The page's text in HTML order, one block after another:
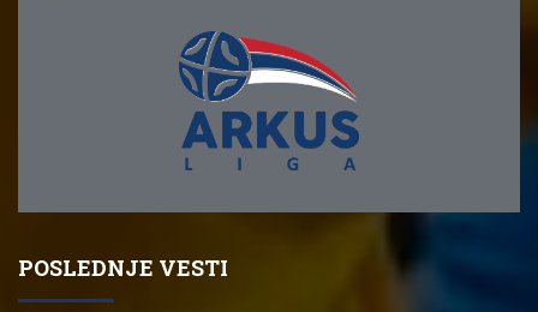
POSLEDNJE VESTI